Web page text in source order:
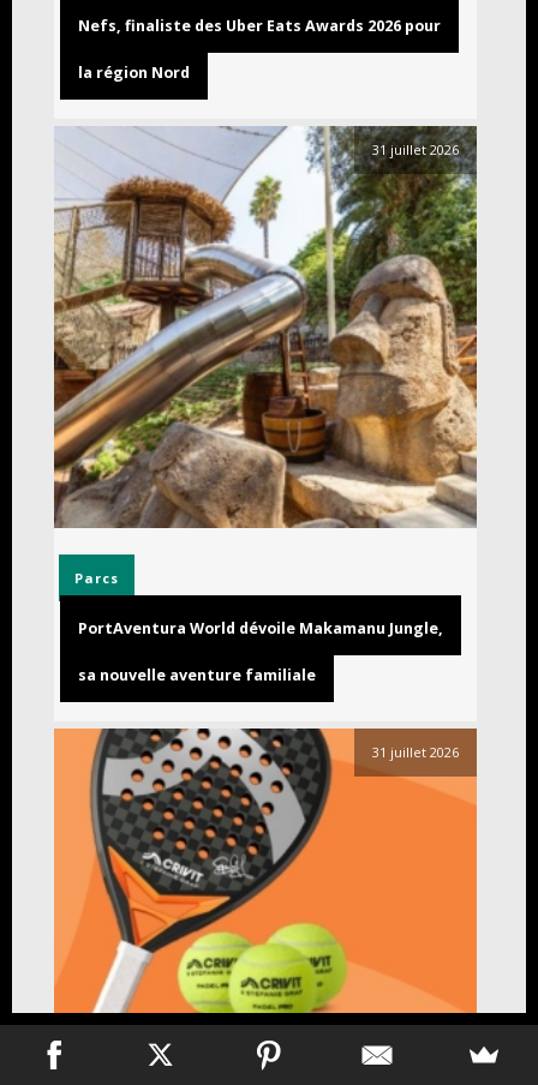
Nefs, finaliste des Uber Eats Awards 2026 pour
la région Nord
31 juillet 2026
Parcs
PortAventura World dévoile Makamanu Jungle,
sa nouvelle aventure familiale
31 juillet 2026